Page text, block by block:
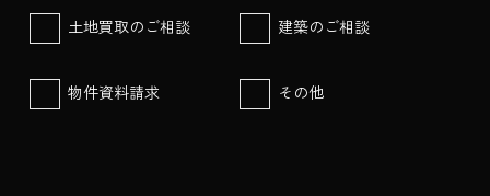
土地買取のご相談 建築のご相談
物件資料請求 その他